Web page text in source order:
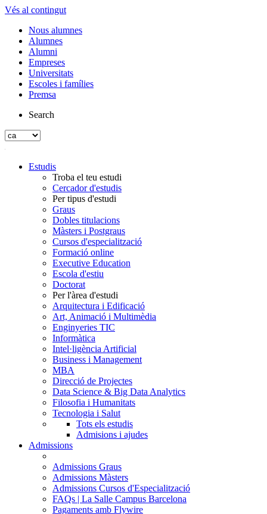
Vés al contingut
Nous alumnes
Alumnes
Alumni
Empreses
Universitats
Escoles i famílies
Premsa
Search
Estudis
Troba el teu estudi
Cercador d'estudis
Per tipus d'estudi
Graus
Dobles titulacions
Màsters i Postgraus
Cursos d'especialització
Formació online
Executive Education
Escola d'estiu
Doctorat
Per l'àrea d'estudi
Arquitectura i Edificació
Art, Animació i Multimèdia
Enginyeries TIC
Informàtica
Intel·ligència Artificial
Business i Management
MBA
Direcció de Projectes
Data Science & Big Data Analytics
Filosofia i Humanitats
Tecnologia i Salut
Tots els estudis
Admisions i ajudes
Admissions
Admissions Graus
Admissions Màsters
Admissions Cursos d'Especialització
FAQs | La Salle Campus Barcelona
Pagaments amb Flywire